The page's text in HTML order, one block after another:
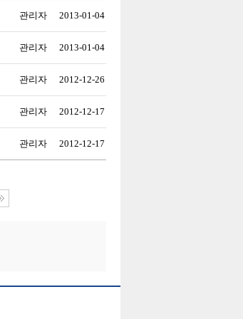
관리자 2013-01-04
관리자 2013-01-04
관리자 2012-12-26
관리자 2012-12-17
관리자 2012-12-17